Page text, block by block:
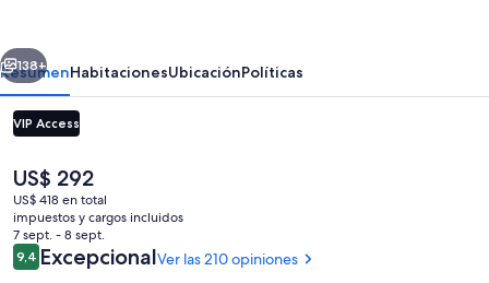
a
Member
of
Design
Hotels
Siguiente
138+
ResumenHabitacionesUbicaciónPolíticas
VIP Access
El
precio
actual
es
de
US$ 292
US$ 292
US$ 418 en total
impuestos y cargos incluidos
7 sept. - 8 sept.
Opiniones
9,49,4 de 10
ExcepcionalVer las 210 opiniones